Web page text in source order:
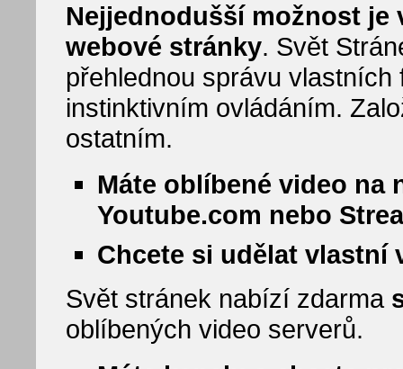
Nejjednodušší možnost
webové stránky. Svět
přehlednou správu
instinktivním ovládáním.
ostatním.
Máte oblíbené video na
Youtube.com nebo
Chcete si udělat vlastní
Svět stránek nabízí zdarma
oblíbených video serverů.